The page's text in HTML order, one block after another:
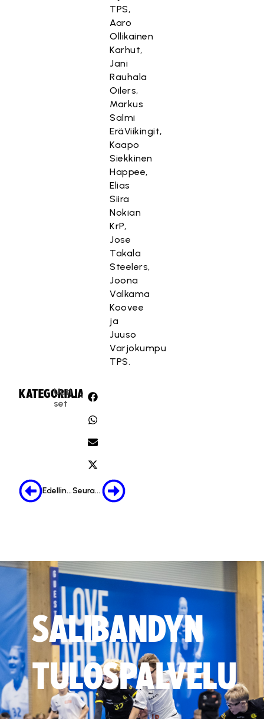
TPS,
Aaro
Ollikainen
Karhut,
Jani
Rauhala
Oilers,
Markus
Salmi
EräViikingit,
Kaapo
Siekkinen
Happee,
Elias
Siira
Nokian
KrP,
Jose
Takala
Steelers,
Joona
Valkama
Koovee
ja
Juuso
Varjokumpu
TPS.
KATEGORIA:
Uuti
set
JAA:
Edellinen Seuraava
SALIBANDYN
TULOSPALVELU